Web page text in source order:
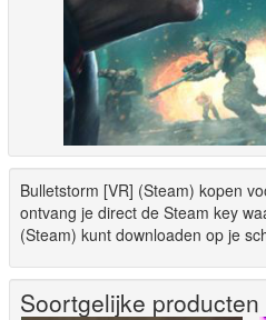
Bulletstorm [VR] (Steam) kopen
ontvang je direct de Steam key
(Steam) kunt downloaden op je
Soortgelijke producten